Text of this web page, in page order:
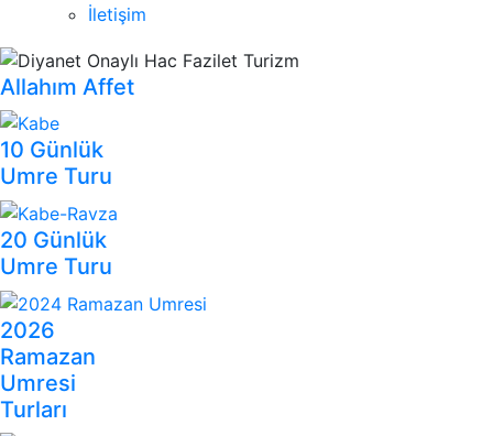
İletişim
Allahım Affet
10 Günlük
Umre Turu
20 Günlük
Umre Turu
2026
Ramazan
Umresi
Turları